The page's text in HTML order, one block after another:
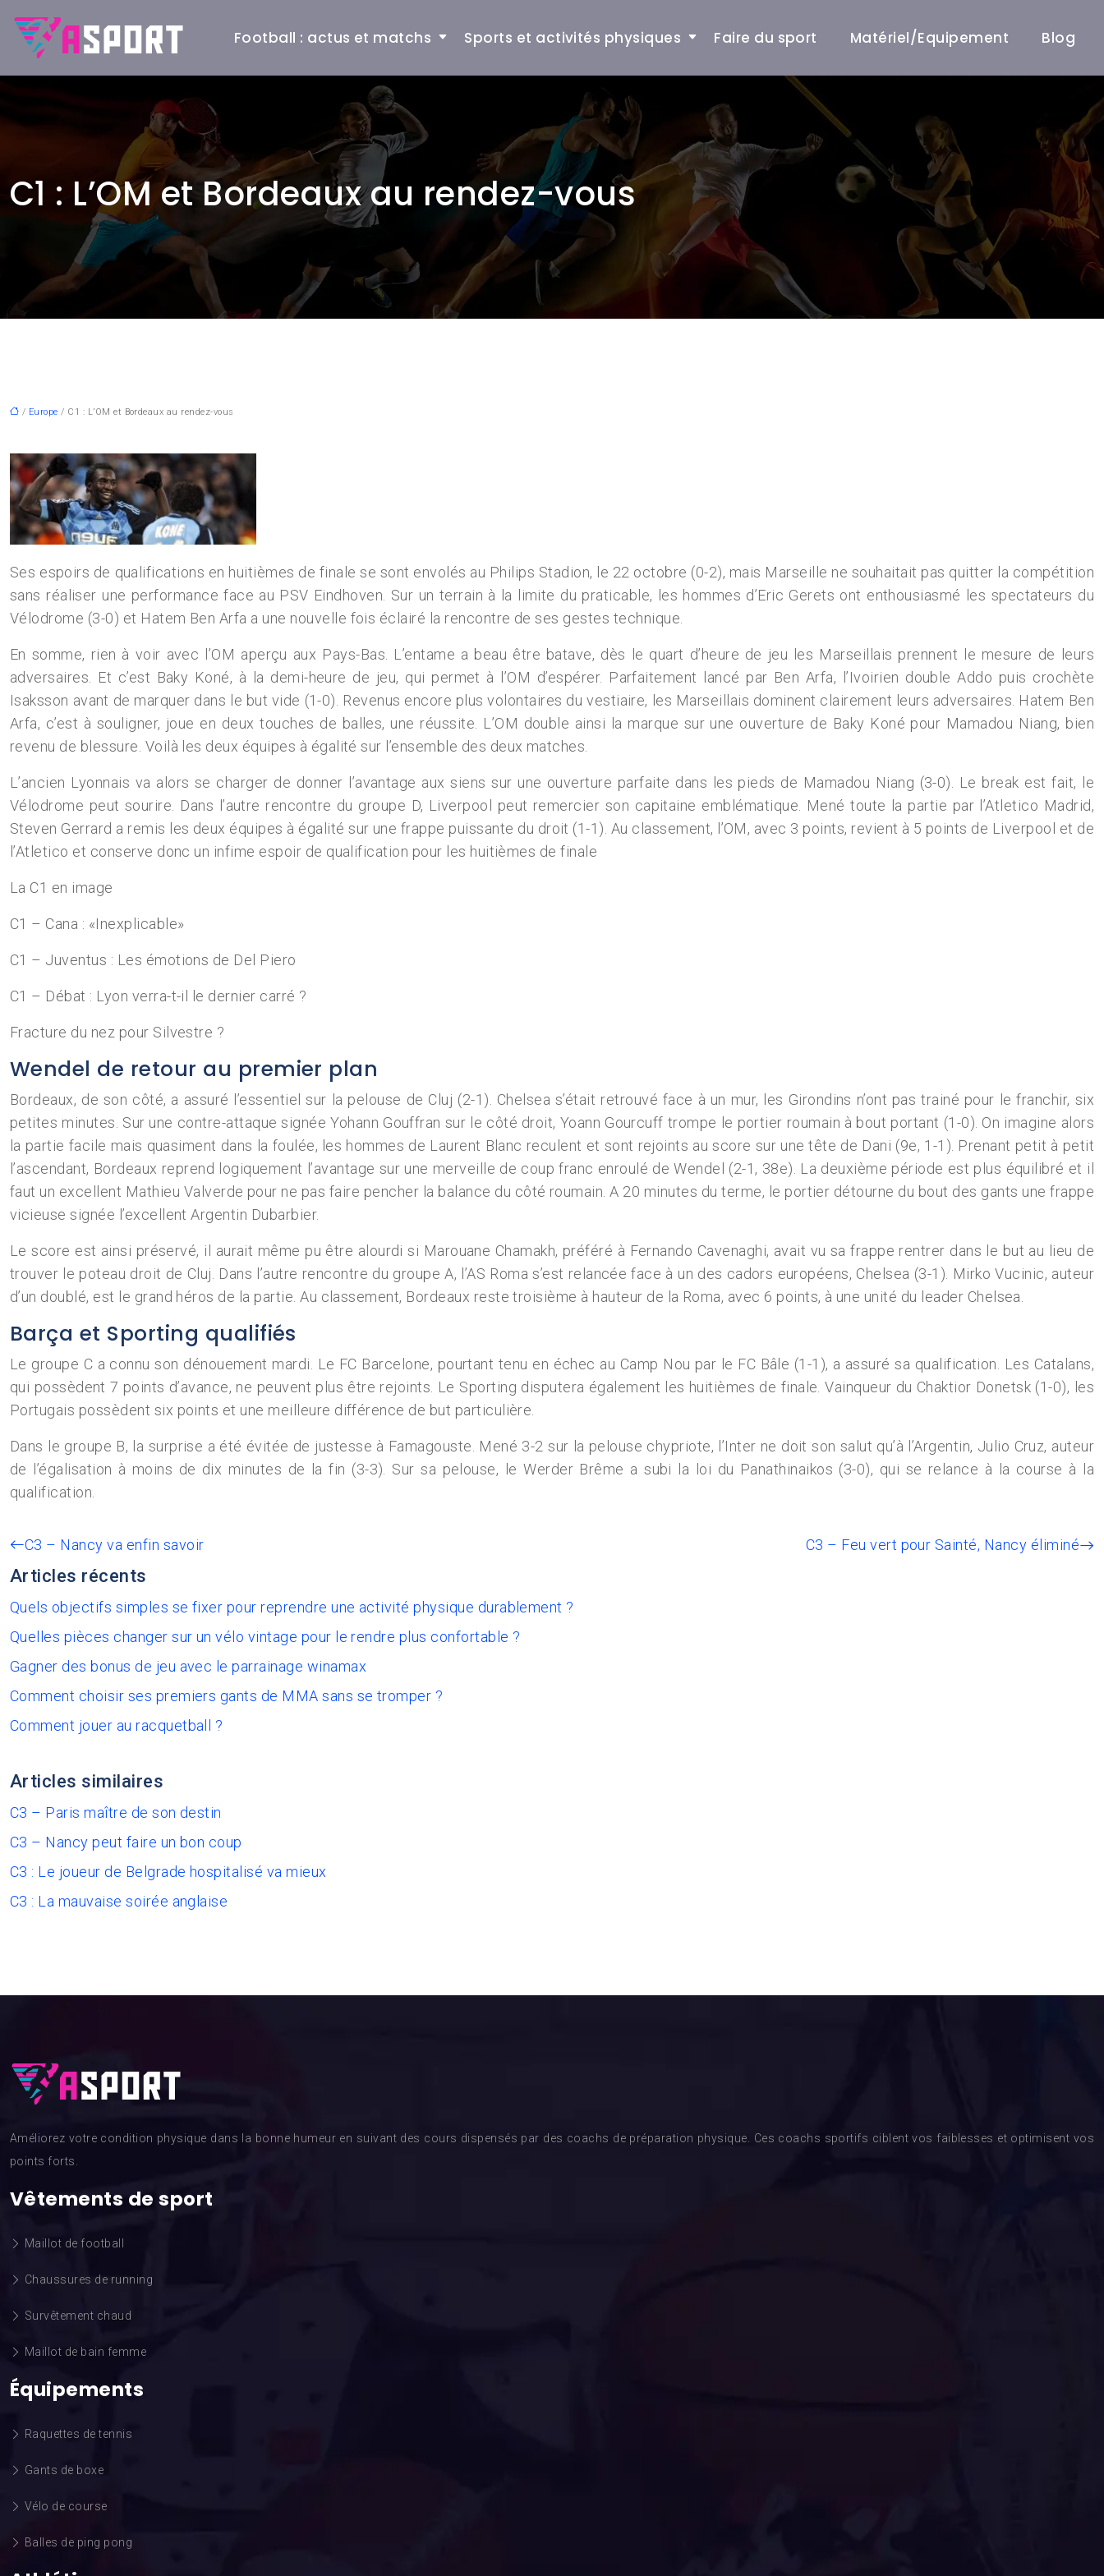
Football : actus et matchs Sports et activités physiques Faire du sport Matériel/Equipement Blog
C1 : L’OM et Bordeaux au rendez-vous
/ Europe / C1 : L’OM et Bordeaux au rendez-vous
Ses espoirs de qualifications en huitièmes de finale se sont envolés au Philips Stadion, le 22 octobre (0-2), mais Marseille ne souhaitait pas quitter la compétition
sans réaliser une performance face au PSV Eindhoven. Sur un terrain à la limite du praticable, les hommes d’Eric Gerets ont enthousiasmé les spectateurs du
Vélodrome (3-0) et Hatem Ben Arfa a une nouvelle fois éclairé la rencontre de ses gestes technique.
En somme, rien à voir avec l’OM aperçu aux Pays-Bas. L’entame a beau être batave, dès le quart d’heure de jeu les Marseillais prennent le mesure de leurs
adversaires. Et c’est Baky Koné, à la demi-heure de jeu, qui permet à l’OM d’espérer. Parfaitement lancé par Ben Arfa, l’Ivoirien double Addo puis crochète
Isaksson avant de marquer dans le but vide (1-0). Revenus encore plus volontaires du vestiaire, les Marseillais dominent clairement leurs adversaires. Hatem Ben
Arfa, c’est à souligner, joue en deux touches de balles, une réussite. L’OM double ainsi la marque sur une ouverture de Baky Koné pour Mamadou Niang, bien
revenu de blessure. Voilà les deux équipes à égalité sur l’ensemble des deux matches.
L’ancien Lyonnais va alors se charger de donner l’avantage aux siens sur une ouverture parfaite dans les pieds de Mamadou Niang (3-0). Le break est fait, le
Vélodrome peut sourire. Dans l’autre rencontre du groupe D, Liverpool peut remercier son capitaine emblématique. Mené toute la partie par l’Atletico Madrid,
Steven Gerrard a remis les deux équipes à égalité sur une frappe puissante du droit (1-1). Au classement, l’OM, avec 3 points, revient à 5 points de Liverpool et de
l’Atletico et conserve donc un infime espoir de qualification pour les huitièmes de finale
La C1 en image
C1 – Cana : «Inexplicable»
C1 – Juventus : Les émotions de Del Piero
C1 – Débat : Lyon verra-t-il le dernier carré ?
Fracture du nez pour Silvestre ?
Wendel de retour au premier plan
Bordeaux, de son côté, a assuré l’essentiel sur la pelouse de Cluj (2-1). Chelsea s’était retrouvé face à un mur, les Girondins n’ont pas trainé pour le franchir, six
petites minutes. Sur une contre-attaque signée Yohann Gouffran sur le côté droit, Yoann Gourcuff trompe le portier roumain à bout portant (1-0). On imagine alors
la partie facile mais quasiment dans la foulée, les hommes de Laurent Blanc reculent et sont rejoints au score sur une tête de Dani (9e, 1-1). Prenant petit à petit
l’ascendant, Bordeaux reprend logiquement l’avantage sur une merveille de coup franc enroulé de Wendel (2-1, 38e). La deuxième période est plus équilibré et il
faut un excellent Mathieu Valverde pour ne pas faire pencher la balance du côté roumain. A 20 minutes du terme, le portier détourne du bout des gants une frappe
vicieuse signée l’excellent Argentin Dubarbier.
Le score est ainsi préservé, il aurait même pu être alourdi si Marouane Chamakh, préféré à Fernando Cavenaghi, avait vu sa frappe rentrer dans le but au lieu de
trouver le poteau droit de Cluj. Dans l’autre rencontre du groupe A, l’AS Roma s’est relancée face à un des cadors européens, Chelsea (3-1). Mirko Vucinic, auteur
d’un doublé, est le grand héros de la partie. Au classement, Bordeaux reste troisième à hauteur de la Roma, avec 6 points, à une unité du leader Chelsea.
Barça et Sporting qualifiés
Le groupe C a connu son dénouement mardi. Le FC Barcelone, pourtant tenu en échec au Camp Nou par le FC Bâle (1-1), a assuré sa qualification. Les Catalans,
qui possèdent 7 points d’avance, ne peuvent plus être rejoints. Le Sporting disputera également les huitièmes de finale. Vainqueur du Chaktior Donetsk (1-0), les
Portugais possèdent six points et une meilleure différence de but particulière.
Dans le groupe B, la surprise a été évitée de justesse à Famagouste. Mené 3-2 sur la pelouse chypriote, l’Inter ne doit son salut qu’à l’Argentin, Julio Cruz, auteur
de l’égalisation à moins de dix minutes de la fin (3-3). Sur sa pelouse, le Werder Brême a subi la loi du Panathinaikos (3-0), qui se relance à la course à la
qualification.
C3 – Nancy va enfin savoir C3 – Feu vert pour Sainté, Nancy éliminé
Articles récents
Quels objectifs simples se fixer pour reprendre une activité physique durablement ?
Quelles pièces changer sur un vélo vintage pour le rendre plus confortable ?
Gagner des bonus de jeu avec le parrainage winamax
Comment choisir ses premiers gants de MMA sans se tromper ?
Comment jouer au racquetball ?
Articles similaires
C3 – Paris maître de son destin
C3 – Nancy peut faire un bon coup
C3 : Le joueur de Belgrade hospitalisé va mieux
C3 : La mauvaise soirée anglaise
Améliorez votre condition physique dans la bonne humeur en suivant des cours dispensés par des coachs de préparation physique. Ces coachs sportifs ciblent vos faiblesses et optimisent vos
points forts.
Vêtements de sport
Maillot de football
Chaussures de running
Survêtement chaud
Maillot de bain femme
Équipements
Raquettes de tennis
Gants de boxe
Vélo de course
Balles de ping pong